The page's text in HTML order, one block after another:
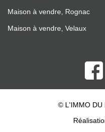
Maison à vendre, Rognac
Maison à vendre, Velaux
© L'IMMO DU